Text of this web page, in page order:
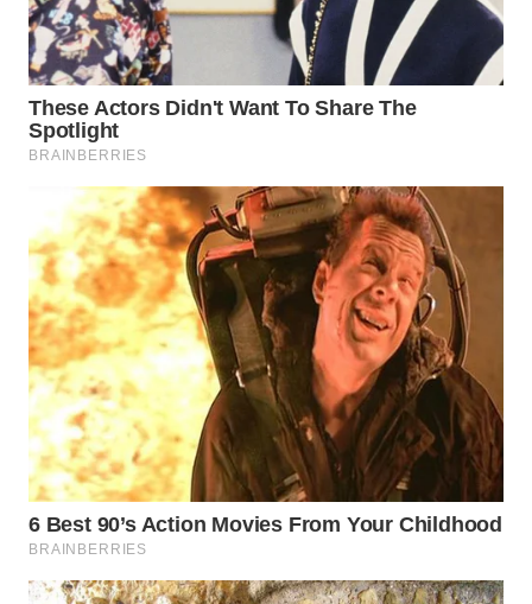
TINGGI
WN
PAKPAK
WN
KARAWANG
WN
BEKASI
WN
BOGOR
WN
DEPOK
WN
TAPANULI